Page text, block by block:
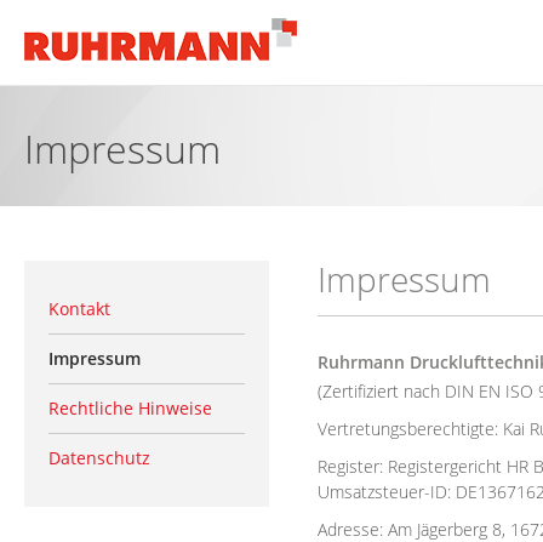
Impressum
Kontakt
Impressum
Rechtliche Hinweise
Datenschutz
Impressum
Ruhrmann
(Zertifiziert nach DIN EN ISO
Vertretungsberechtigte: Kai
Register: Registergericht HR
Umsatzsteuer-ID:
Adresse: Am Jägerberg 8,